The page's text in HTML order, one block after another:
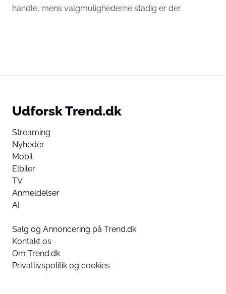
handle, mens valgmulighederne stadig er der.
Udforsk Trend.dk
Streaming
Nyheder
Mobil
Elbiler
TV
Anmeldelser
AI
Salg og Annoncering på Trend.dk
Kontakt os
Om Trend.dk
Privatlivspolitik og cookies